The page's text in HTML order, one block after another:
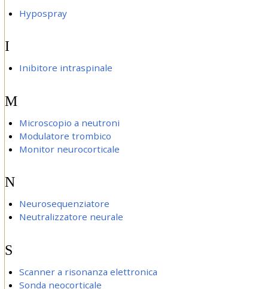
Hypospray
I
Inibitore intraspinale
M
Microscopio a neutroni
Modulatore trombico
Monitor neurocorticale
N
Neurosequenziatore
Neutralizzatore neurale
S
Scanner a risonanza elettronica
Sonda neocorticale